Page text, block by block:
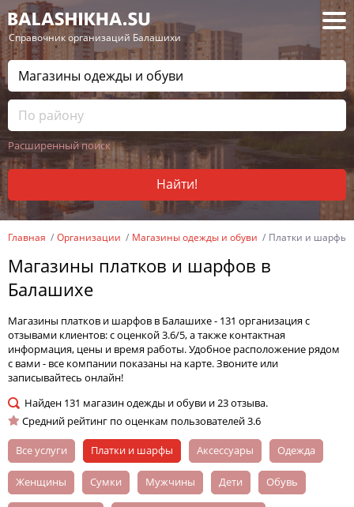
— Справочник организаций Балашихи
Расширенный поиск
Найти!
Главная Организации Магазины одежды и обуви Платки и шарфы
Магазины платков и шарфов в
Балашихе
Магазины платков и шарфов в Балашихе - 131 организация с
отзывами клиентов: с оценкой 3.6/5, а также контактная
информация, цены и время работы. Удобное расположение рядом
с вами - все компании показаны на карте. Звоните или
записывайтесь онлайн!
Найден 131 магазин одежды и обуви и 23 отзыва.
Средний рейтинг по оценкам пользователей 3.6
Все услуги платки и шарфы аксессуары одежда
женщины сумки мужчины дети обувь